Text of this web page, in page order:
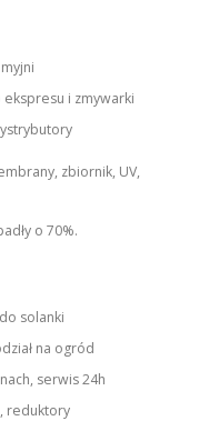
i zmywarki
zbiornik, UV,
o 70%.
solanki
na ogród
serwis 24h
reduktory